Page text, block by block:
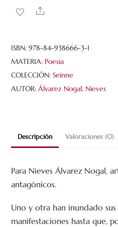
cantidad
Share
ISBN:978-84-938666-3-1
MATERIA: Poesia
COLECCIÓN:Seinne
AUTOR:Álvarez Nogal, Nieves
Descripción Valoraciones (0)
Para Nieves Álvarez Nogal,
antagónicos.
Uno y otra han inundado sus
manifestaciones hasta que,